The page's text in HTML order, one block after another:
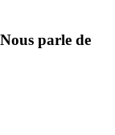
parle de